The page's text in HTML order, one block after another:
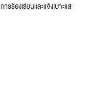
การร้องเรียนและแจ้งเบาะแส